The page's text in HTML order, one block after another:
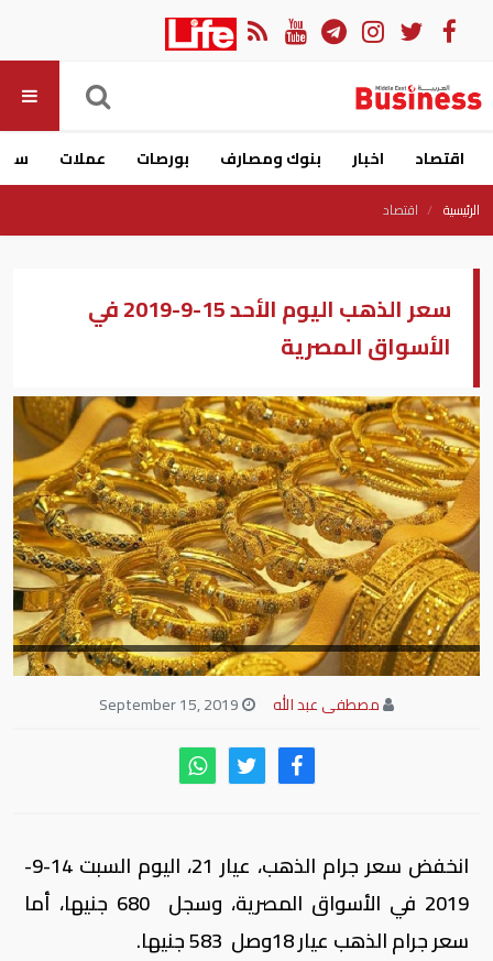
اقتصاد اخبار بنوك ومصارف بورصات عملات
الرئيسية اقتصاد
سعر الذهب اليوم الأحد 15-9-2019 في
الأسواق المصرية
مصطفى عبد الله
انخفض سعر جرام الذهب، عيار 21، اليوم السبت 14-9-
2019 في الأسواق المصرية، وسجل 680 جنيها، أما
سعر جرام الذهب عيار 18وصل 583 جنيها.